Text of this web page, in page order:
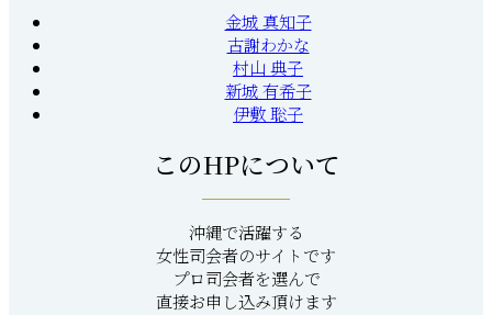
金城 真知子
古謝わかな
村山 典子
新城 有希子
伊敷 聡子
このHPについて
沖縄で活躍する
女性司会者のサイトです
プロ司会者を選んで
直接お申し込み頂けます